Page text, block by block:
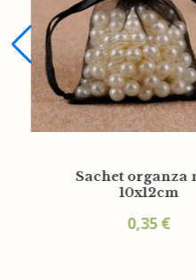
Sac organza
0,35